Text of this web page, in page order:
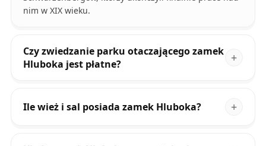
nim w XIX wieku.
Czy zwiedzanie parku otaczającego zamek
Hluboka jest płatne?
Ile wież i sal posiada zamek Hluboka?